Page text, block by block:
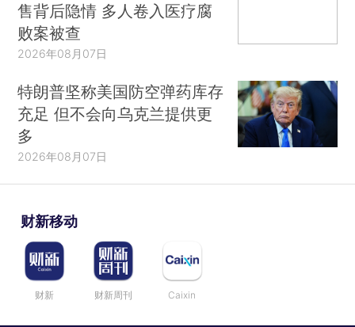
售背后隐情 多人卷入医疗腐
败案被查
2026年08月07日
特朗普坚称美国防空弹药库存
充足 但不会向乌克兰提供更
多
2026年08月07日
财新移动
财新 财新周刊 Caixin